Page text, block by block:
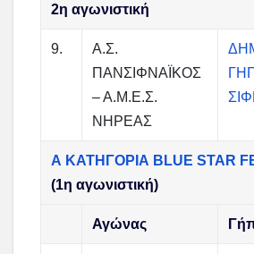
2η αγωνιστική
9.
Α.Σ.
ΠΑΝΣΙΦΝΑΪΚΟΣ
– Α.Μ.Ε.Σ.
ΝΗΡΕΑΣ
Α ΚΑΤΗΓΟΡΙΑ BLUE STAR
(1η αγωνιστική)
Αγώνας